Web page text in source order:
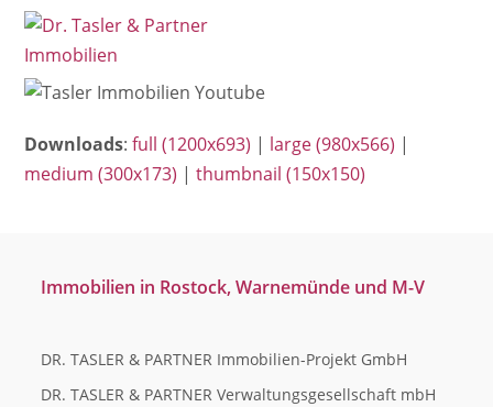
Skip
content
Open
mobile
menu
Close
mobile
menu
Downloads:full (1200x693) | large (980x566) |
medium (300x173) |thumbnail (150x150)
Immobilien in Rostock, Warnemünde und M-V
DR. TASLER & PARTNER Immobilien-Projekt GmbH
DR. TASLER & PARTNER Verwaltungsgesellschaft mbH